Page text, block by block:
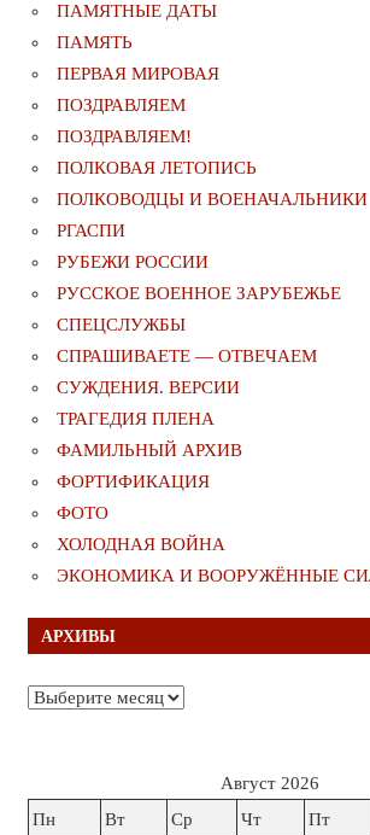
ПАМЯТНЫЕ ДАТЫ
ПАМЯТЬ
ПЕРВАЯ МИРОВАЯ
ПОЗДРАВЛЯЕМ
ПОЗДРАВЛЯЕМ!
ПОЛКОВАЯ ЛЕТОПИСЬ
ПОЛКОВОДЦЫ И ВОЕНАЧАЛЬНИКИ
РГАСПИ
РУБЕЖИ РОССИИ
РУССКОЕ ВОЕННОЕ ЗАРУБЕЖЬЕ
СПЕЦСЛУЖБЫ
СПРАШИВАЕТЕ — ОТВЕЧАЕМ
СУЖДЕНИЯ. ВЕРСИИ
ТРАГЕДИЯ ПЛЕНА
ФАМИЛЬНЫЙ АРХИВ
ФОРТИФИКАЦИЯ
ФОТО
ХОЛОДНАЯ ВОЙНА
ЭКОНОМИКА И ВООРУЖЁННЫЕ
АРХИВЫ
Архивы
Август 2026
Пн
Вт Ср Чт Пт